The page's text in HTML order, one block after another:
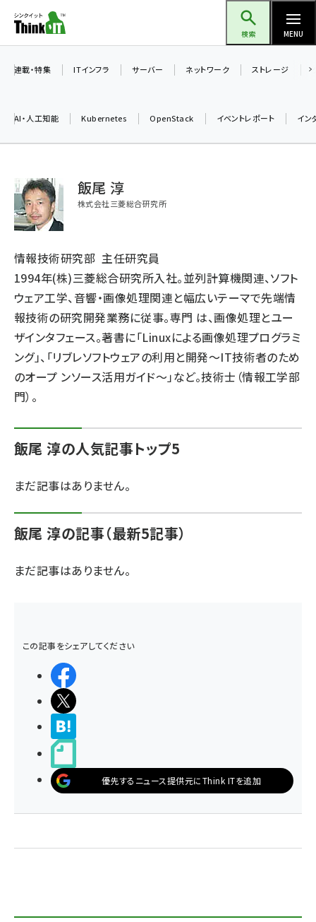
ン
ツ
検索 MENU
加藤銘のチーム貢献～仲間と築いた勝利の絆～ (2308)
iot女子会 (2273)
drupal (1947)
genai (1477)
abc123 (1352)
ai crunch (1348)
連載・特集 ITインフラ サーバー ネットワーク ストレージ
AI・人工知能 Kubernetes OpenStack イベントレポート イン
飯尾 淳
株式会社三菱総合研究所
情報技術研究部 主任研究員
1994年(株)三菱総合研究所入社。並列計算機関連、ソフト
ウェア工学、音響・画像処理関連と幅広いテーマで先端情
報技術の研究開発業務に従事。専門 は、画像処理とユー
ザインタフェース。著書に「Linuxによる画像処理プログラミ
ング」、「リブレソフトウェアの利用と開発〜IT技術者のため
のオープ ンソース活用ガイド〜」など。技術士（情報工学部
門）。
飯尾 淳の人気記事トップ5
まだ記事はありません。
飯尾 淳の記事（最新5記事）
まだ記事はありません。
この記事をシェアしてください
優先するニュース提供元にThink ITを追加